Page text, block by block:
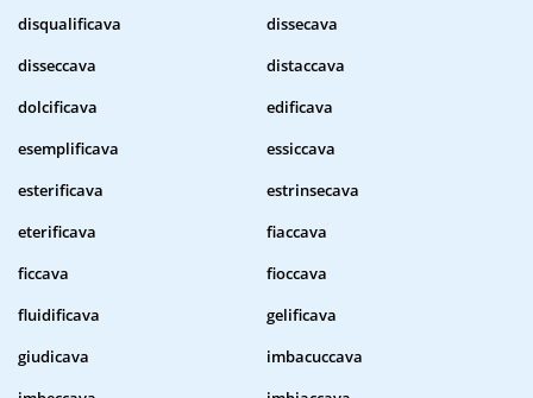
disqualificava
dissecava
disseccava
distaccava
dolcificava
edificava
esemplificava
essiccava
esterificava
estrinsecava
eterificava
fiaccava
ficcava
fioccava
fluidificava
gelificava
giudicava
imbacuccava